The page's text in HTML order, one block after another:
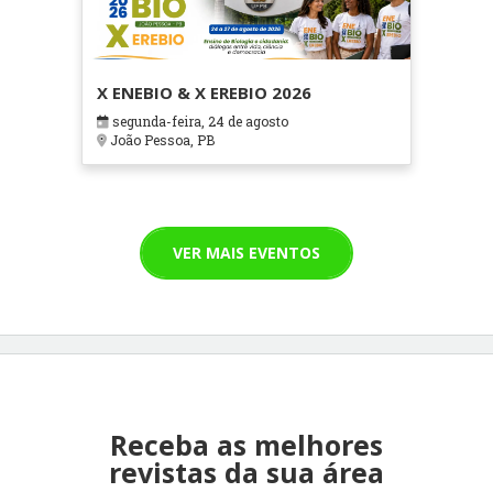
X ENEBIO & X EREBIO 2026
segunda-feira, 24 de agosto
João Pessoa, PB
VER MAIS EVENTOS
Receba as melhores
revistas da sua área